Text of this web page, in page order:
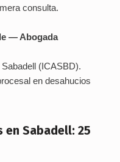
consulta.
— Abogada
(ICASBD).
en desahucios
en Sabadell: 25